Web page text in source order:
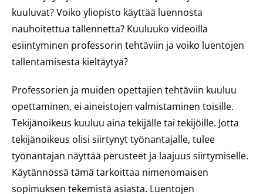
kuuluvat? Voiko yliopisto käyttää luennosta
nauhoitettua tallennetta? Kuuluuko videoilla
esiintyminen professorin tehtäviin ja voiko luentojen
tallentamisesta kieltäytyä?
Professorien ja muiden opettajien tehtäviin kuuluu
opettaminen, ei aineistojen valmistaminen toisille.
Tekijänoikeus kuuluu aina tekijälle tai tekijöille. Jotta
tekijänoikeus olisi siirtynyt työnantajalle, tulee
työnantajan näyttää perusteet ja laajuus siirtymiselle.
Käytännössä tämä tarkoittaa nimenomaisen
sopimuksen tekemistä asiasta. Luentojen